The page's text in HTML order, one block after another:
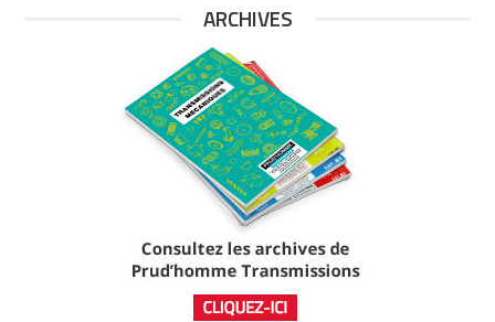
ARCHIVES